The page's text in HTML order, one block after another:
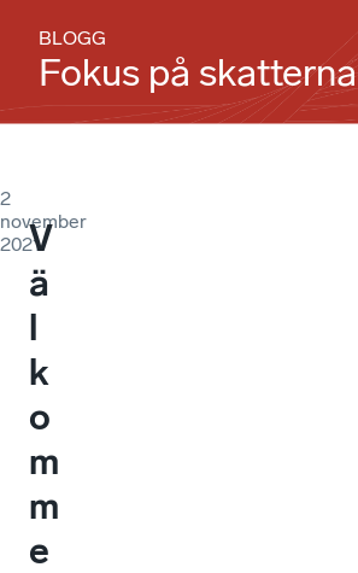
BLOGG
Fokus på skatterna
2
november
2021V
ä
l
k
o
m
m
e